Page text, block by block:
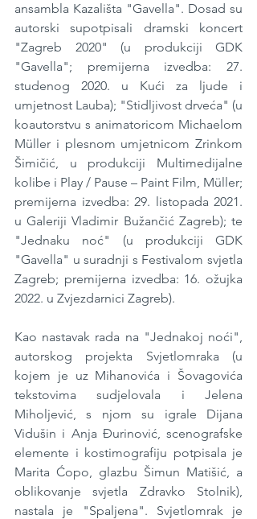
ansambla Kazališta "Gavella". Dosad su
autorski supotpisali dramski koncert
"Zagreb 2020" (u produkciji GDK
"Gavella"; premijerna izvedba: 27.
studenog 2020. u Kući za ljude i
umjetnost Lauba); "Stidljivost drveća" (u
koautorstvu s animatoricom Michaelom
Müller i plesnom umjetnicom Zrinkom
Šimičić, u produkciji Multimedijalne
kolibe i Play / Pause – Paint Film, Müller;
premijerna izvedba: 29. listopada 2021.
u Galeriji Vladimir Bužančić Zagreb); te
"Jednaku noć" (u produkciji GDK
"Gavella" u suradnji s Festivalom svjetla
Zagreb; premijerna izvedba: 16. ožujka
2022. u Zvjezdarnici Zagreb).
Kao nastavak rada na "Jednakoj noći",
autorskog projekta Svjetlomraka (u
kojem je uz Mihanovića i Šovagovića
tekstovima sudjelovala i Jelena
Miholjević, s njom su igrale Dijana
Vidušin i Anja Đurinović, scenografske
elemente i kostimografiju potpisala je
Marita Ćopo, glazbu Šimun Matišić, a
oblikovanje svjetla Zdravko Stolnik),
nastala je "Spaljena". Svjetlomrak je